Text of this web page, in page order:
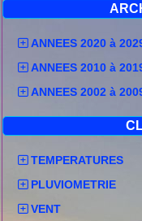
ANNEES 2020 à
ANNEES 2010 à
ANNEES 2002 à
TEMPERATURES
PLUVIOMETRIE
VENT